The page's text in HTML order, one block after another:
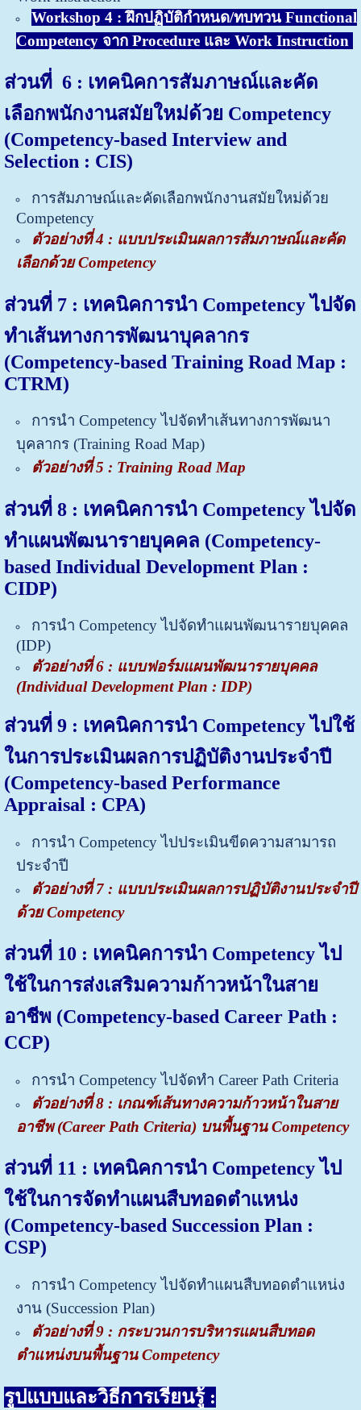
Workshop 4 : ฝึกปฏิบัติกำหนด/ทบทวน Functional
Competency จาก Procedure และ Work Instruction
ส่วนที่ 6: เทคนิคการสัมภาษณ์และคัด
เลือกพนักงานสมัยใหม่ด้วย Competency
(Competency-based Interview and
Selection : CIS)
การสัมภาษณ์และคัดเลือกพนักงานสมัยใหม่ด้วย
Competency
ตัวอย่างที่ 4 : แบบประเมินผลการสัมภาษณ์และคัด
เลือกด้วย Competency
ส่วนที่ 7 : เทคนิคการนำ Competency ไปจัด
ทำเส้นทางการพัฒนาบุคลากร
(Competency-based Training Road Map :
CTRM)
การนำ Competency ไปจัดทำเส้นทางการพัฒนา
บุคลากร (Training Road Map)
ตัวอย่างที่ 5 : Training Road Map
ส่วนที่ 8 : เทคนิคการนำ Competency ไปจัด
ทำแผนพัฒนารายบุคคล (Competency-
based Individual Development Plan :
CIDP)
การนำ Competency ไปจัดทำแผนพัฒนารายบุคคล
(IDP)
ตัวอย่างที่ 6 : แบบฟอร์มแผนพัฒนารายบุคคล
(Individual Development Plan : IDP)
ส่วนที่ 9 : เทคนิคการนำ Competency ไปใช้
ในการประเมินผลการปฏิบัติงานประจำปี
(Competency-based Performance
Appraisal : CPA)
การนำ Competency ไปประเมินขีดความสามารถ
ประจำปี
ตัวอย่างที่ 7 : แบบประเมินผลการปฏิบัติงานประจำปี
ด้วย Competency
ส่วนที่ 10 : เทคนิคการนำ Competency ไป
ใช้ในการส่งเสริมความก้าวหน้าในสาย
อาชีพ (Competency-based Career Path :
CCP)
การนำ Competency ไปจัดทำ Career Path Criteria
ตัวอย่างที่ 8 : เกณฑ์เส้นทางความก้าวหน้าในสาย
อาชีพ (Career Path Criteria) บนพื้นฐาน Competency
ส่วนที่ 11 : เทคนิคการนำ Competency ไป
ใช้ในการจัดทำแผนสืบทอดตำแหน่ง
(Competency-based Succession Plan :
CSP)
การนำ Competency ไปจัดทำแผนสืบทอดตำแหน่ง
งาน (Succession Plan)
ตัวอย่างที่ 9 : กระบวนการบริหารแผนสืบทอด
ตำแหน่งบนพื้นฐาน Competency
รูปแบบและวิธีการเรียนรู้ :